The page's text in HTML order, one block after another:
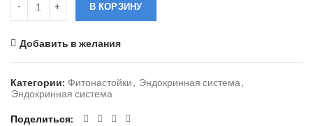
В КОРЗИНУ
Добавить в желания
Категории: Фитонастойки, Эндокринная система,
Эндокринная система
Поделиться